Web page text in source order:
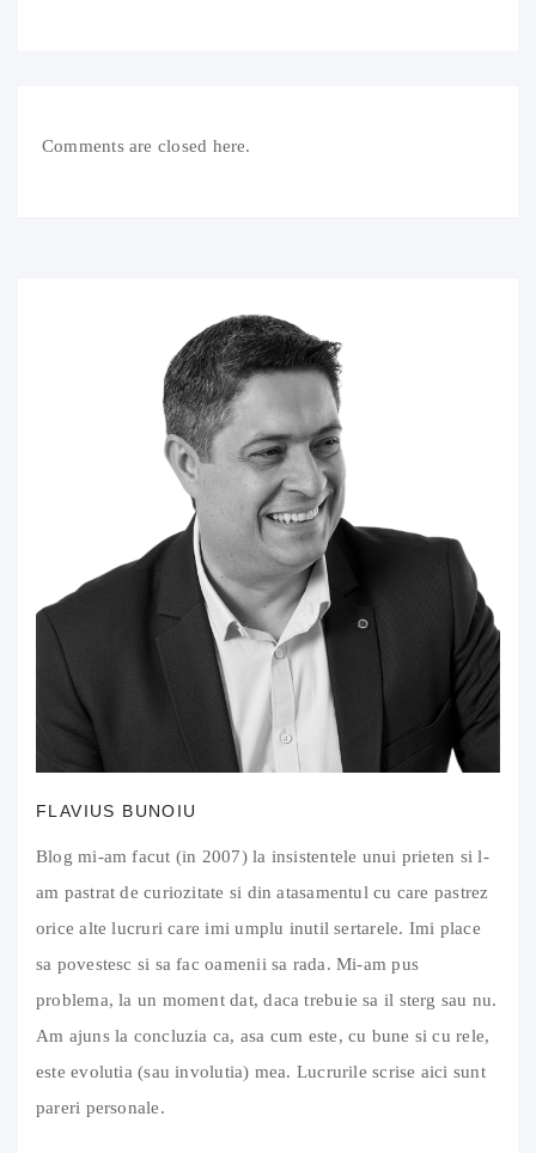
Comments are closed here.
FLAVIUS BUNOIU
Blog mi-am facut (in 2007) la insistentele unui prieten si l-
am pastrat de curiozitate si din atasamentul cu care pastrez
orice alte lucruri care imi umplu inutil sertarele. Imi place
sa povestesc si sa fac oamenii sa rada. Mi-am pus
problema, la un moment dat, daca trebuie sa il sterg sau nu.
Am ajuns la concluzia ca, asa cum este, cu bune si cu rele,
este evolutia (sau involutia) mea. Lucrurile scrise aici sunt
pareri personale.